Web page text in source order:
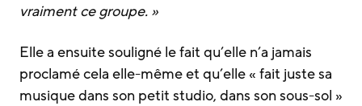
vraiment ce groupe. »
Elle a ensuite souligné le fait qu’elle n’a jamais
proclamé cela elle-même et qu’elle « fait juste sa
musique dans son petit studio, dans son sous-sol »